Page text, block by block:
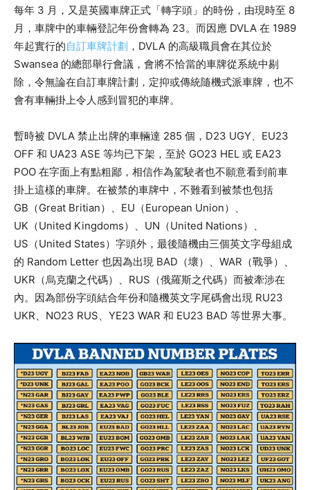
每年 3 月，又是英國車牌正式「轉字頭」的時份，由現時至 8
月，車牌中的車輛登記年份會轉為 23。而因應 DVLA 在 1989
年起實行的自訂車牌計劃 ，DVLA 的高級職員會在其位於
Swansea 的總部舉行會議，會將不恰當的車牌從系統中剔
除，令無論在自訂車牌計劃，定抑或傳統隨機式派車牌，也不
會有車輛掛上令人感到冒犯的車牌。
暫時被 DVLA 禁止出牌的車輛達 285 個，D23 UGY、EU23
OFF 和 UA23 ASE 等均已下架，至於 GO23 HEL 或 EA23
POO 在字面上有點粗鄙，相信作為駕駛者也不願意看到前車
掛上這樣的車牌。在被禁的車牌中，不難看到被禁也包括
GB（Great Britian）、EU（European Union）、
UK（United Kingdoms）、UN（United Nations）、
US（United States）字頭外，最後隨機由三個英文字母組成
的 Random Letter 也因為出現 BAD（壞）、WAR（戰爭）、
UKR（烏克蘭之代碼）、RUS（俄羅斯之代碼）而被牽涉在
內。因為部份字頭結合年份和隨機英文字尾碼會出現 RU23
UKR、NO23 RUS、YE23 WAR 和 EU23 BAD 等世界大事。